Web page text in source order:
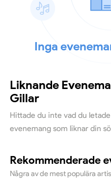
Inga
Liknande
Gillar
Hittade du inte vad du
evenemang som liknar din
Rekommenderade
Några av de mest populära